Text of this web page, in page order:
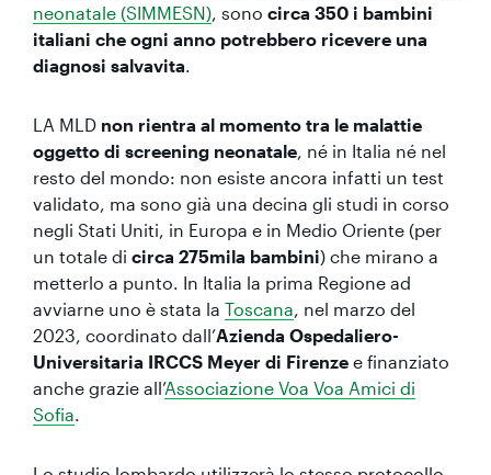
neonatale (SIMMESN) , sono circa 350 i bambini
italiani che ogni anno potrebbero ricevere una
diagnosi salvavita
LA MLD non rientra al momento tra le malattie
oggetto di screening neonatale , né in Italia né nel
resto del mondo: non esiste ancora infatti un test
validato, ma sono già una decina gli studi in corso
negli Stati Uniti, in Europa e in Medio Oriente (per
un totale di circa 275mila bambini) che mirano a
metterlo a punto. In Italia la prima Regione ad
avviarne uno è stata la Toscana , nel marzo del
2023, coordinato dall’Azienda Ospedaliero-
Universitaria IRCCS Meyer di Firenze e finanziato
anche grazie all’Associazione Voa Voa Amici di
Sofia